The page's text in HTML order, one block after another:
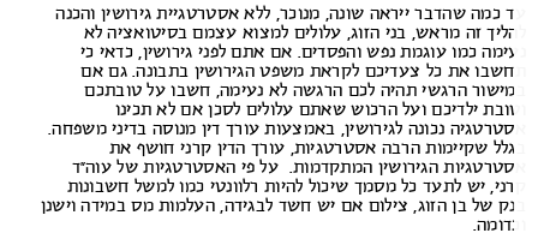
כמה שהדבר ייראה שונה, מנוכר, ללא אסטרטגיית גירושין והכנה
זה מראש, בני הזוג, עלולים למצוא עצמם בסיטואציה לא
כמו עוגמת נפש והפסדים. אם אתם לפני גירושין, כדאי כי
את כל צעדיכם לקראת משפט הגירושין בתבונה. גם אם
הרגשי תהיה לכם הרגשה לא נעימה, חשבו על טובתכם
ילדיכם ועל הרכוש שאתם עלולים לסכן אם לא תכינו
נכונה לגירושין, באמצעות עורך דין מנוסה בדיני משפחה.
שקיימות הרבה אסטרטגיות, עורך הדין קרני חושף את
הגירושין המתקדמות. על פי האסטרטגיות של עוה”ד
יש לתעד כל מסמך שיכול להיות רלוונטי כמו למשל חשבונות
של בן הזוג, צילום אם יש חשד לבגידה, העלמות מס במידה וישנן